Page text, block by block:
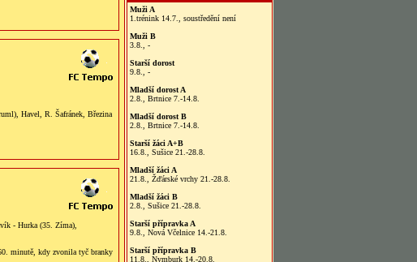
Havel, R. Šafránek, Březina
- Hurka (35. Zíma),
minutě, kdy zvonila tyč branky
Muži A
1.trénink 14.7., soustředění není
Muži B
3.8., -
Starší dorost
9.8., -
Mladší dorost A
2.8., Brtnice 7.-14.8.
Mladší dorost B
2.8., Brtnice 7.-14.8.
Starší žáci A+B
16.8., Sušice 21.-28.8.
Mladší žáci A
21.8., Žďárské vrchy 21.-28.8.
Mladší žáci B
2.8., Sušice 21.-28.8.
Starší přípravka A
9.8., Nová Včelnice 14.-21.8.
Starší přípravka B
11.8., Nymburk 14.-20.8.